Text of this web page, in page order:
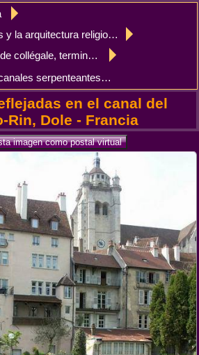
la arquitectura religiosa
terminado en 1596, Dole
serpenteantes, Dole
en el canal del
Rin, Dole - Francia